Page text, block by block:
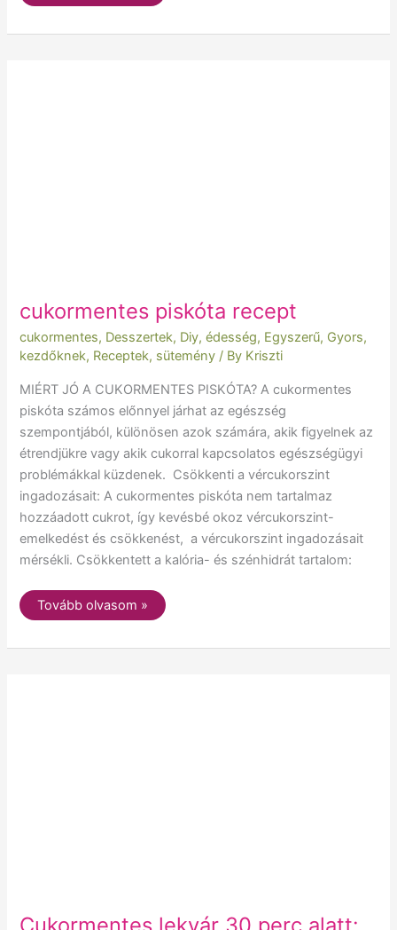
cukormentes piskóta recept
cukormentes, Desszertek, Diy,édesség, Egyszerű, Gyors,
kezdőknek, Receptek, sütemény / By Kriszti
MIÉRT JÓ A CUKORMENTES PISKÓTA? A cukormentes
piskóta számos előnnyel járhat az egészség
szempontjából, különösen azok számára, akik figyelnek az
étrendjükre vagy akik cukorral kapcsolatos egészségügyi
problémákkal küzdenek. Csökkenti a vércukorszint
ingadozásait: A cukormentes piskóta nem tartalmaz
hozzáadott cukrot, így kevésbé okoz vércukorszint-
emelkedést és csökkenést, a vércukorszint ingadozásait
mérsékli. Csökkentett a kalória- és szénhidrát tartalom:
Tovább olvasom »